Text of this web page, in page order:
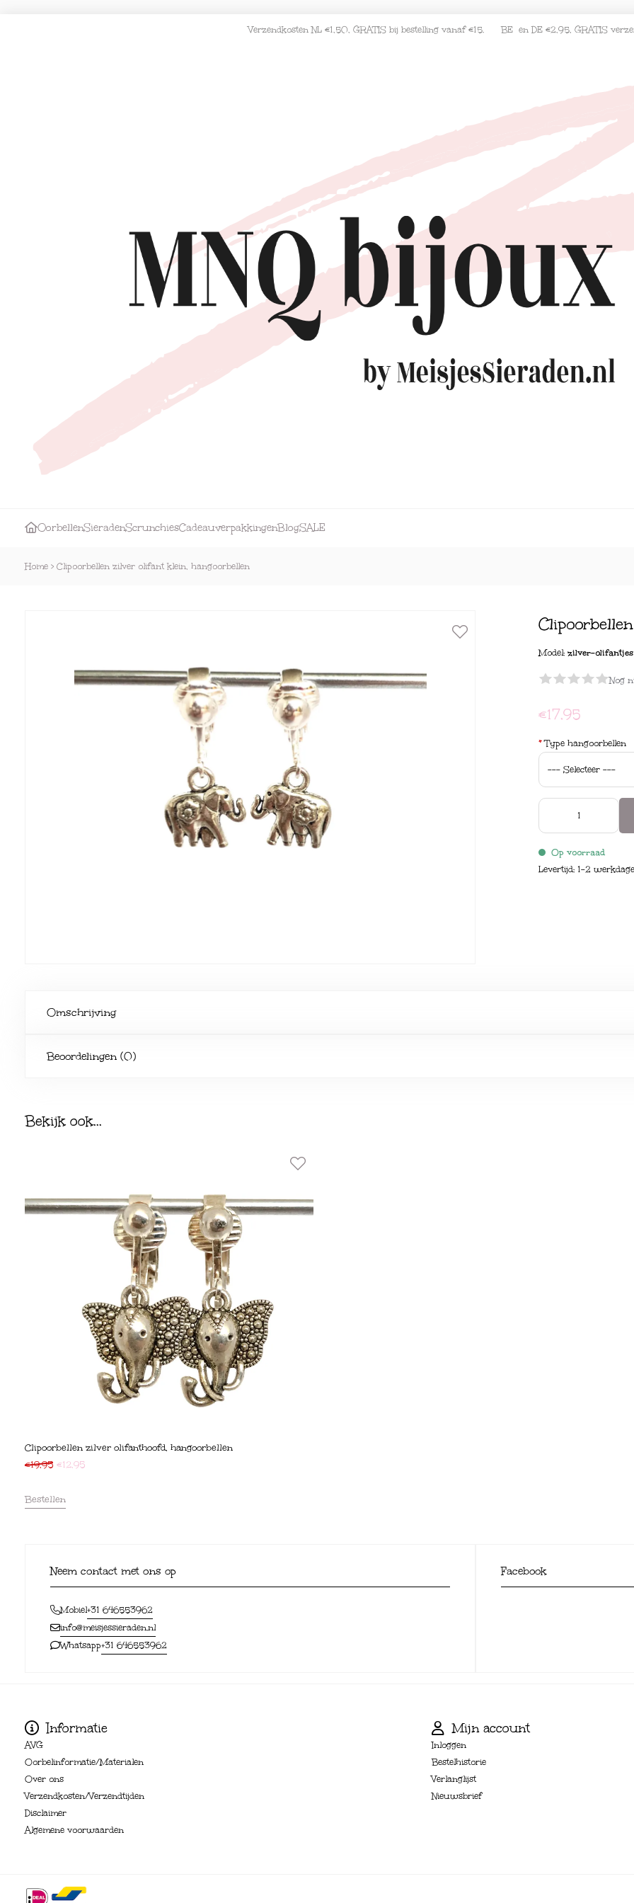
Verzendkosten NL €1,50, GRATIS bij bestelling vanaf €15. BE en DE €2,95, GRATIS
OorbellenSieradenScrunchiesCadeauverpakkingenBlogSALE
Home > Clipoorbellen zilver olifant klein, hangoorbellen
Model:zilver-olifantjes
Nog
€17,95
*Type hangoorbellen
Op voorraad
Levertijd: 1-2
Omschrijving
Beoordelingen (0)
Bekijk ook...
Clipoorbellen zilver olifanthoofd, hangoorbellen
€19,95 €12,95
Bestellen
Neem contact met ons op
Mobiel+31 646553962
info@meisjessieraden.nl
Whatsapp+31 646553962
Facebook
Informatie
AVG
Oorbelinformatie/Materialen
Over ons
Verzendkosten/Verzendtijden
Disclaimer
Algemene voorwaarden
Mijn account
Inloggen
Bestelhistorie
Verlanglijst
Nieuwsbrief